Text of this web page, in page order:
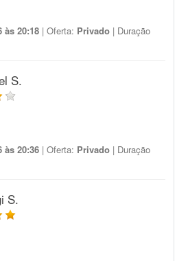
às 20:18 | Oferta: Privado | Duração
S.
às 20:36 | Oferta: Privado | Duração
S.